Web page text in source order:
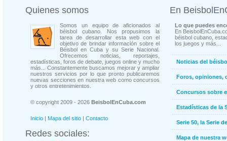
Quienes somos
Somos un equipo de aficionados al
béisbol cubano. Nos propusimos la
tarea de desarrollar esta web con el
objetivo de brindar información sobre el
Béisbol en Cuba y su Serie Nacional.
Ofrecemos noticias, reportajes,
estadísticas, foros de debate, juegos online y mucho
más... Constantemente buscamos mejorar y ampliar
nuestros servicios por lo que pronto publicaremos
nuevas secciones en nuestra web como concursos
y otros entretenimientos.
© copyright 2009 - 2026 BeisbolEnCuba.com
Inicio | Mapa del sitio | Contacto
Redes sociales:
En
Lo que puedes
En
béisbol cubano,
los juegos y más...
Noticias del
Foros, opiniones,
Concursos sobre
Estadísticas de la
Serie 50, la Serie
Mapa de nuestra